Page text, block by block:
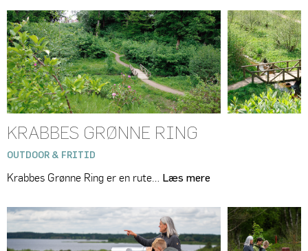
KRABBES GRØNNE RING
OUTDOOR & FRITID
Krabbes Grønne Ring er en rute… Læs mere